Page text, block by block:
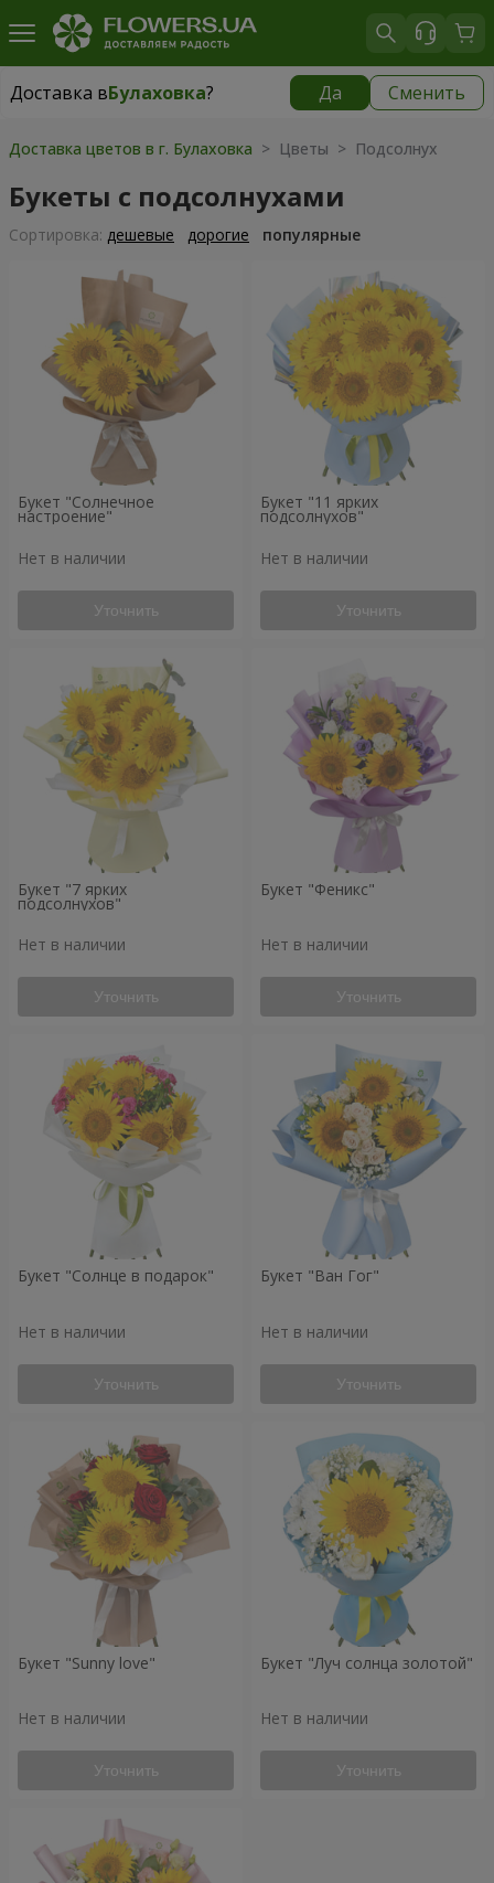
Доставка вБулаховка? Да Сменить
Доставка вБулаховка|
Доставка цветов в г. Булаховка > Цветы > Подсолнух
Букеты с подсолнухами
Cортировка: дешевые дорогие популярные
Букет "Солнечное
настроение"
Нет в наличии
Уточнить
Букет "11 ярких
подсолнухов"
Нет в наличии
Уточнить
Букет "7 ярких
подсолнухов"
Нет в наличии
Уточнить
Букет "Феникс"
Нет в наличии
Уточнить
Букет "Солнце в подарок"
Нет в наличии
Уточнить
Букет "Ван Гог"
Нет в наличии
Уточнить
Букет "Sunny love"
Нет в наличии
Уточнить
Букет "Луч солнца золотой"
Нет в наличии
Уточнить